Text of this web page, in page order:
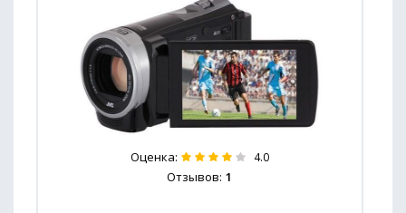
Оценка: 4.0
Отзывов: 1